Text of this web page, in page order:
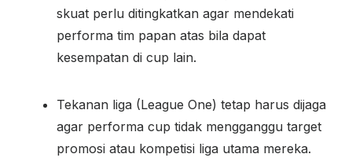
skuat perlu ditingkatkan agar mendekati
performa tim papan atas bila dapat
kesempatan di cup lain.
Tekanan liga (League One) tetap harus dijaga
agar performa cup tidak mengganggu target
promosi atau kompetisi liga utama mereka.